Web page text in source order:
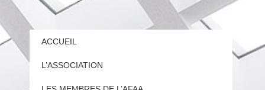
ACCUEIL
L’ASSOCIATION